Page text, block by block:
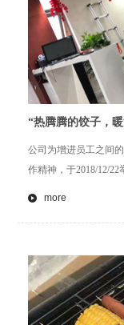
“热腾腾的饺子，
公司为增进员工之间
作精神，于2018/12/22
more